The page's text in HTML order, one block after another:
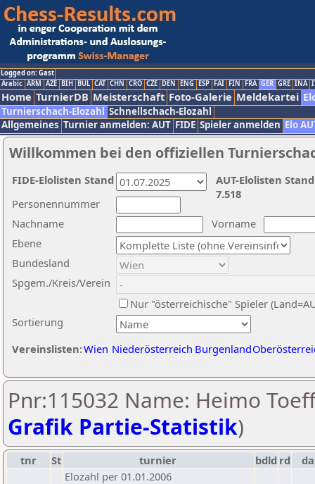
Logged on: Gast
Arabic ARM AZE BIH BUL CAT CHN CRO CZE DEN ENG ESP FAI FIN FRA GER GRE INA
Home TurnierDB Meisterschaft Foto-Galerie Meldekartei
Turnierschach-Elozahl Schnellschach-Elozahl
Allgemeines Turnier anmelden: AUT FIDE Spieler anmelden Elo
Willkommen bei den offiziellen
Nachname
Vorname
Ebene
Sortierung
Personennummer
Bundesland
Spgem./Kreis/Verein
Nur "österreichische" Spieler
Vereinslisten:Wien Niederösterreich Burgenland
AUT-Elolisten
7.518
FIDE-Elolisten Stand
Pnr:115032 Name: Heimo
Grafik Partie-Statistik)
tnr St turnier bdld rd
Elozahl per 01.01.2006